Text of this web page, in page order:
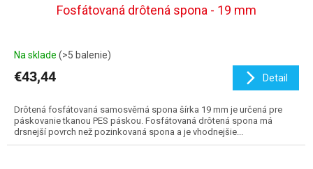
Fosfátovaná drôtená spona - 19 mm
Na sklade (>5 balenie)
€43,44 Detail
Drôtená fosfátovaná samosvěrná spona šírka 19 mm je určená pre
páskovanie tkanou PES páskou. Fosfátovaná drôtená spona má
drsnejší povrch než pozinkovaná spona a je vhodnejšie...